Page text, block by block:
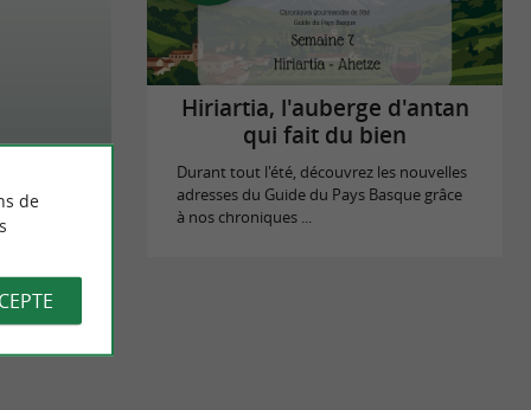
Hiriartia, l'auberge d'antan
qui fait du bien
Durant tout l'été, découvrez les nouvelles
adresses du Guide du Pays Basque grâce
à nos chroniques ...
de